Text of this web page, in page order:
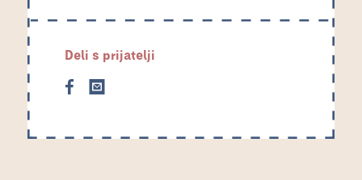
Deli s prijatelji